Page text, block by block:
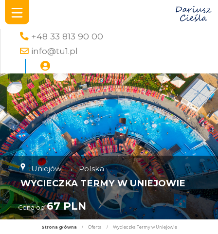
+48 33 813 90 00
info@tu1.pl
Uniejów → Polska
WYCIECZKA TERMY W UNIEJOWIE
Cena od 67 PLN
Strona główna / Oferta / Wycieczka Termy w Uniejowie